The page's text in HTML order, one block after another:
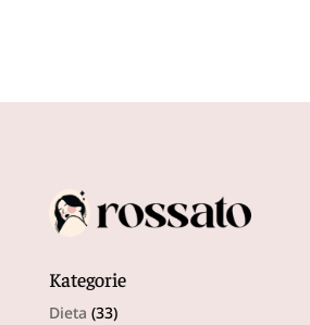
Kategorie
Dieta (33)